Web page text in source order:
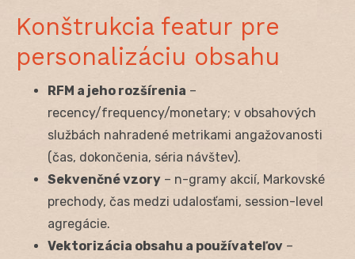
Konštrukcia featur pre
personalizáciu obsahu
RFM a jeho rozšírenia –
recency/frequency/monetary; v obsahových
službách nahradené metrikami angažovanosti
(čas, dokončenia, séria návštev).
Sekvenčné vzory – n-gramy akcií, Markovské
prechody, čas medzi udalosťami, session-level
agregácie.
Vektorizácia obsahu a používateľov –